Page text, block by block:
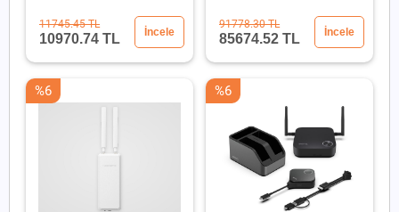
11745.45 TL
10970.74 TL İncele
91778.30 TL
85674.52 TL İncele
%6 %6